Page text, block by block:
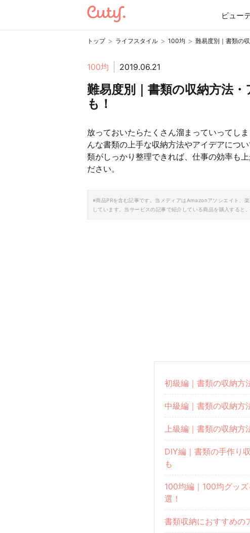
ビュー
トップ > ライフスタイル > 100均 > 難易度別｜書類の
100均 2019.06.21
難易度別｜書類の収納方法
も！
放っておいたらたくさん溜まっていってし
んな書類の上手な収納方法やアイデアにつ
類がしっかり整理できれば、仕事の効率も
ださい。
※商品PRを含む記事です。当メディアはAmazonアソシエイト、
しています。当サービスの記事で紹介している商品を購入すると
初級編｜書類の収納方
中級編｜書類の収納方
上級編｜書類の収納方
DIY編｜書類の手作り
も
100均編｜100均グッ
選！
書類収納におすすめの